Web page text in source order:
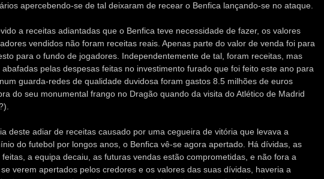
apercebendo-se de tal deixaram de recear o Benfica lançando-se no ataque.
a receitas adiantadas que o Benfica teve necessidade de fazer, os valores
vendidos não foram receitas reais. Apenas parte do valor de venda foi para
para o fundo de jogadores. Independentemente de tal, foram receitas, mas
pelas despesas feitas no investimento furado que foi feito este ano para
guarda-redes de qualidade duvidosa foram gastos 8.5 milhões de euros
do seu monumental frango no Dragão quando da visita do Atlético de Madrid
deste adiar de receitas causado por uma cegueira de vitória que levava a
do futebol por longos anos, o Benfica vê-se agora apertado. Há dívidas, as
a equipa decaiu, as futuras vendas estão comprometidas, e não fora a
verem apertados pelos credores e os valores das suas dívidas, haveria a